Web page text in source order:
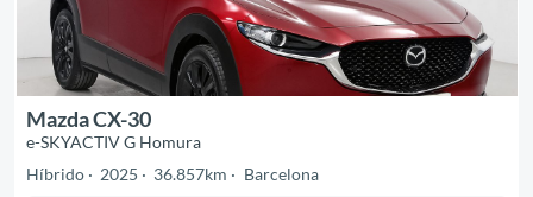
Mazda CX-30
e-SKYACTIV G Homura
Híbrido
2025 36.857km Barcelona